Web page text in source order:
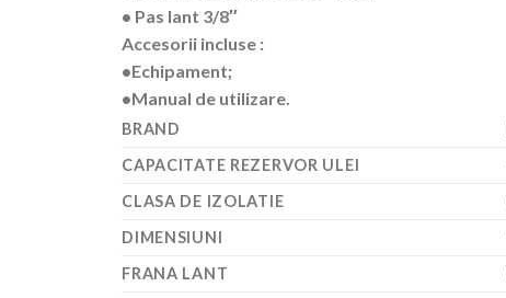
• Pas lant 3/8″
Accesorii incluse :
•Echipament;
•Manual de utilizare.
BRAND
CAPACITATE REZERVOR ULEI
CLASA DE IZOLATIE
DIMENSIUNI
FRANA LANT